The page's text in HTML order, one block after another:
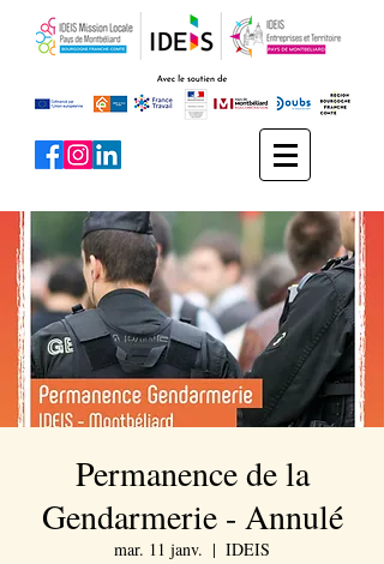
Permanence de la
Gendarmerie - Annulé
mar. 11 janv.
  |
IDEIS